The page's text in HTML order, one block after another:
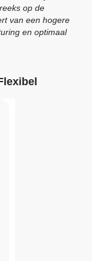
op de
van een hogere
en optimaal